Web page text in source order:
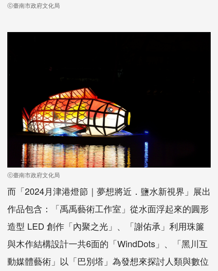
ⓒ臺南市政府文化局
ⓒ臺南市政府文化局
而「2024月津港燈節｜夢想將近．鹽水新視界」展出
作品包含：「禹禹藝術工作室」從水面浮起來的圓形
造型 LED 創作「內聚之光」、「謝佑承」利用珠簾
與木作結構設計一共6面的「WindDots」、「黑川互
動媒體藝術」以「巴別塔」為發想來探討人類與數位